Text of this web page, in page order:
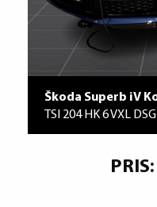
Škoda Superb iV
TSI 204 HK 6 VXL DSG
PRIS: